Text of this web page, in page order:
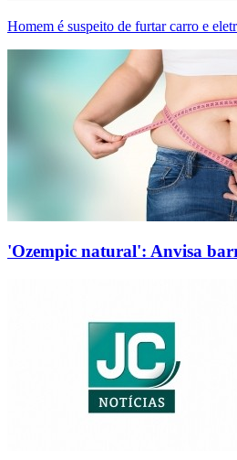
Homem é suspeito de furtar carro e
'Ozempic natural': Anvisa